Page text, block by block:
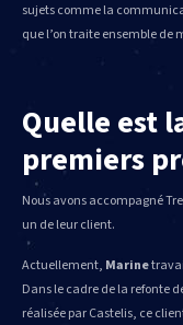
sujets comme la
que l’on traite ensemble de
Quelle est
premiers
Nous avons accompagné
un de leur client.
Actuellement, Marine
Dans le cadre de la refonte
réalisée par Castelis, ce